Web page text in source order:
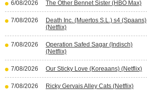
6/08/2026 The Other Bennet Sister (HBO Max)
7/08/2026
Death Inc. (Muertos S.L.) s4 (Spaans)
(Netflix)
7/08/2026
Operation Safed Sagar (Indisch)
(Netflix)
7/08/2026 Our Sticky Love (Koreaans) (Netflix)
7/08/2026 Ricky Gervais Alley Cats (Netflix)